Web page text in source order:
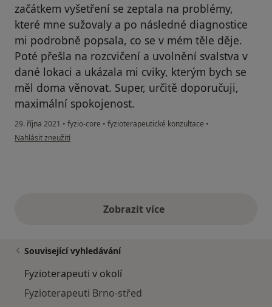
začátkem vyšetření se zeptala na problémy,
které mne sužovaly a po následné diagnostice
mi podrobně popsala, co se v mém těle děje.
Poté přešla na rozcvičení a uvolnění svalstva v
dané lokaci a ukázala mi cviky, kterým bych se
měl doma věnovat. Super, určitě doporučuji,
maximální spokojenost.
29. října 2021 • fyzio-core • fyzioterapeutické konzultace •
podle názoru uživatele K.G.
Nahlásit zneužití
Zobrazit vícevýše uvedené názory
Související vyhledávání
Fyzioterapeuti v okolí
Fyzioterapeuti Brno-střed